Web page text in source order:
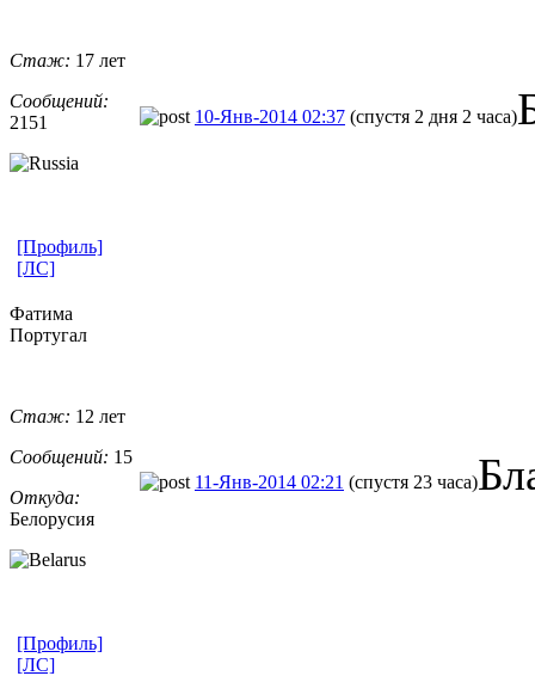
Стаж: 17 лет
Сообщений:
2151
10-Янв-2014 02:37 (спустя 2 дня 2 часа)
[Профиль]
[ЛС]
Фатима
Португал
Стаж: 12 лет
Сообщений: 15
Откуда:
Белорусия
11-Янв-2014 02:21 (спустя 23 часа)
[Профиль]
[ЛС]